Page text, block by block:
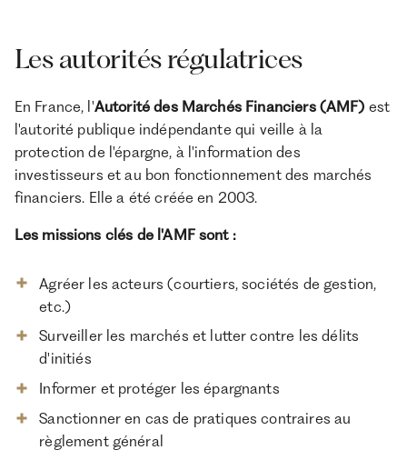
Les autorités régulatrices
En France, l'Autorité des Marchés Financiers (AMF) est
l'autorité publique indépendante qui veille à la
protection de l'épargne, à l'information des
investisseurs et au bon fonctionnement des marchés
financiers. Elle a été créée en 2003.
Les missions clés de l'AMF sont :
Agréer les acteurs (courtiers, sociétés de gestion,
etc.)
Surveiller les marchés et lutter contre les délits
d'initiés
Informer et protéger les épargnants
Sanctionner en cas de pratiques contraires au
règlement général